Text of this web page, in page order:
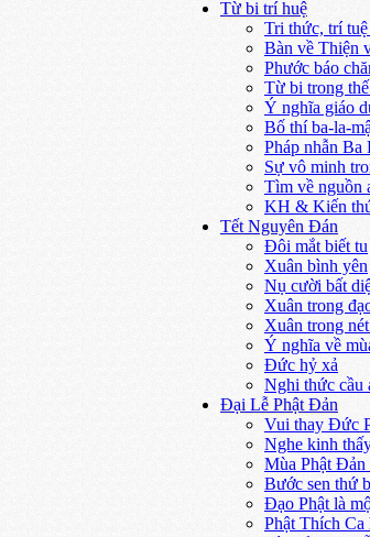
Từ bi trí huệ
Tri thức, trí
Bàn về Thiện
Phước báo
Từ bi trong
Ý nghĩa giáo
Bố thí ba-la-
Pháp nhẫn Ba
Sự vô minh
Tìm về nguồn
KH & Kiến
Tết Nguyên Đán
Đôi mắt biết tu
Xuân bình yên
Nụ cười bất
Xuân trong
Xuân trong
Ý nghĩa về
Đức hỷ xả
Nghi thức cầu
Đại Lễ Phật Đản
Vui thay Đức
Nghe kinh
Mùa Phật
Bước sen thứ
Đạo Phật là
Phật Thích Ca